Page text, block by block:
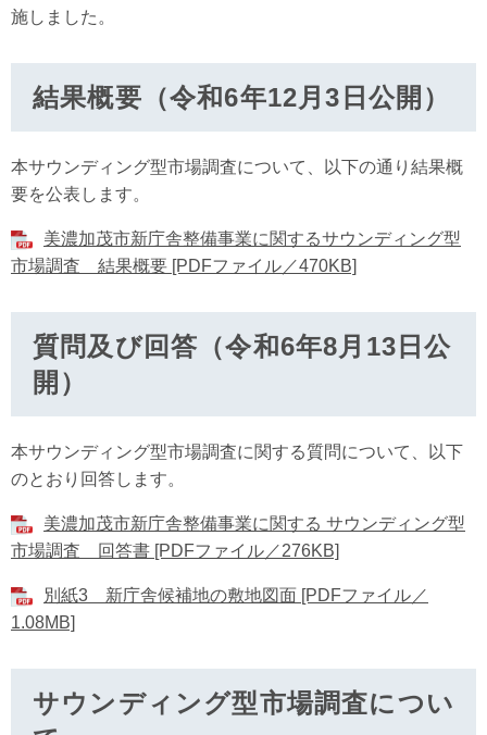
施しました。
結果概要（令和6年12月3日公開）
本サウンディング型市場調査について、以下の通り結果概
要を公表します。
美濃加茂市新庁舎整備事業に関するサウンディング型
市場調査 結果概要 [PDFファイル／470KB]
質問及び回答（令和6年8月13日公
開）
本サウンディング型市場調査に関する質問について、以下
のとおり回答します。
美濃加茂市新庁舎整備事業に関する サウンディング型
市場調査 回答書 [PDFファイル／276KB]
別紙3 新庁舎候補地の敷地図面 [PDFファイル／
1.08MB]
サウンディング型市場調査につい